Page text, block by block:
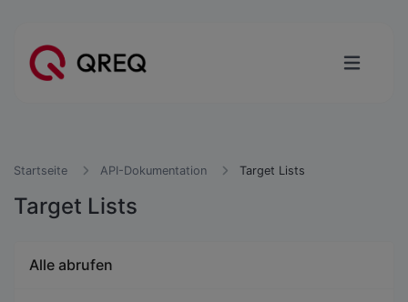
Startseite API-Dokumentation Target Lists
Target Lists
Alle abrufen